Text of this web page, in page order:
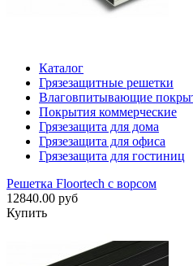
Каталог
Грязезащитные решетки
Влаговпитывающие
Покрытия коммерческие
Грязезащита для дома
Грязезащита для офиса
Грязезащита для гостиниц
Решетка Floortech с ворсом
12840.00 руб
Купить